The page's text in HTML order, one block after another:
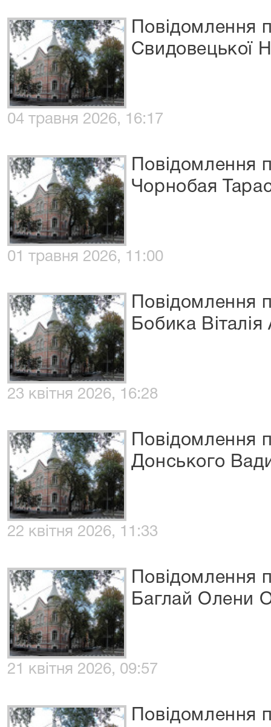
Повідомлення
Свидовецької
04 травня 2026, 16:17
Повідомлення
Чорнобая
01 травня 2026, 11:00
Повідомлення
Бобика
23 квітня 2026, 16:28
Повідомлення
Донського
22 квітня 2026, 11:33
Повідомлення
Баглай Олени
21 квітня 2026, 09:57
Повідомлення